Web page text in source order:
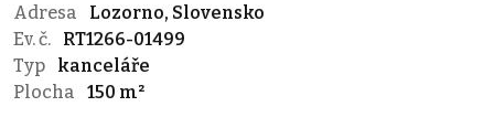
Adresa
Lozorno, Slovensko
Ev. č.
RT1266-01499
Typ
kanceláře
Plocha
150 m²